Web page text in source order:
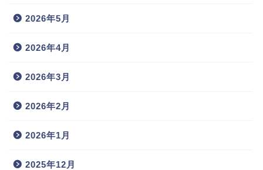
2026年5月
2026年4月
2026年3月
2026年2月
2026年1月
2025年12月